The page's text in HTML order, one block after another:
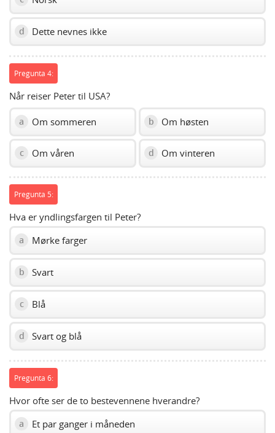
d Dette nevnes ikke
Pregunta 4:
Når reiser Peter til USA?
a Om sommeren b Om høsten
c Om våren d Om vinteren
Pregunta 5:
Hva er yndlingsfargen til Peter?
a Mørke farger
b Svart
c Blå
d Svart og blå
Pregunta 6:
Hvor ofte ser de to bestevennene hverandre?
a Et par ganger i måneden